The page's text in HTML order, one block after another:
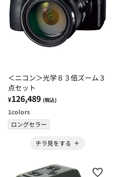
＜ニコン＞光学８３倍ズーム３
点セット
¥126,489 (税込)
1colors
ロングセラー
チラ見をする